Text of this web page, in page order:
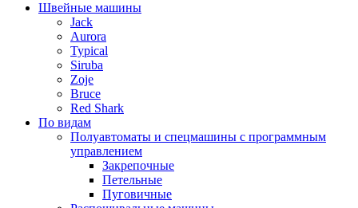
Швейные машины
Jack
Aurora
Typical
Siruba
Zoje
Bruce
Red Shark
По видам
Полуавтоматы и спецмашины с программным
управлением
Закрепочные
Петельные
Пуговичные